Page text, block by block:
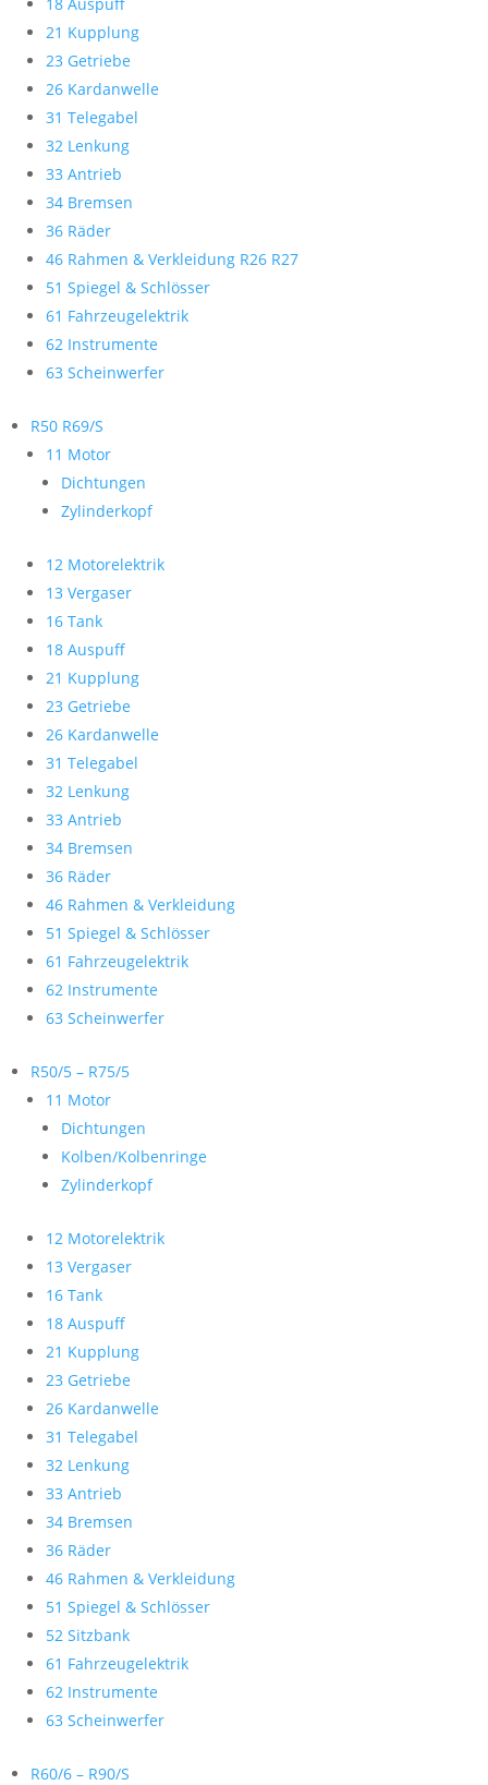
21 Kupplung
23 Getriebe
26 Kardanwelle
31 Telegabel
32 Lenkung
33 Antrieb
34 Bremsen
36 Räder
46 Rahmen & Verkleidung R26 R27
51 Spiegel & Schlösser
61 Fahrzeugelektrik
62 Instrumente
63 Scheinwerfer
R50 R69/S
11 Motor
Dichtungen
Zylinderkopf
12 Motorelektrik
13 Vergaser
16 Tank
18 Auspuff
21 Kupplung
23 Getriebe
26 Kardanwelle
31 Telegabel
32 Lenkung
33 Antrieb
34 Bremsen
36 Räder
46 Rahmen & Verkleidung
51 Spiegel & Schlösser
61 Fahrzeugelektrik
62 Instrumente
63 Scheinwerfer
R50/5 – R75/5
11 Motor
Dichtungen
Kolben/Kolbenringe
Zylinderkopf
12 Motorelektrik
13 Vergaser
16 Tank
18 Auspuff
21 Kupplung
23 Getriebe
26 Kardanwelle
31 Telegabel
32 Lenkung
33 Antrieb
34 Bremsen
36 Räder
46 Rahmen & Verkleidung
51 Spiegel & Schlösser
52 Sitzbank
61 Fahrzeugelektrik
62 Instrumente
63 Scheinwerfer
R60/6 – R90/S